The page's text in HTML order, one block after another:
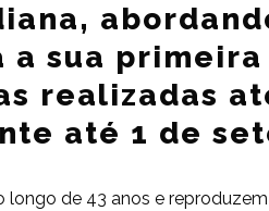
sua
realizadas
até 1 de
de 43 anos e